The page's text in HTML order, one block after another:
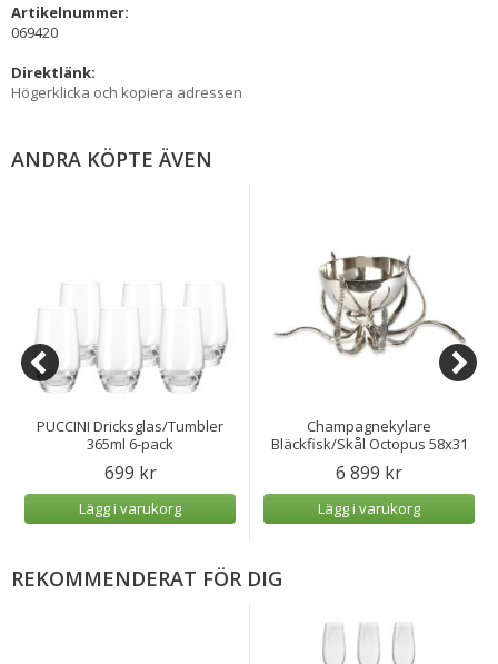
Artikelnummer:
069420
Direktlänk:
Högerklicka och kopiera adressen
ANDRA KÖPTE ÄVEN
PUCCINI Dricksglas/Tumbler
365ml 6-pack
699 kr
Lägg i varukorg
Champagnekylare
Bläckfisk/Skål Octopus 58x31
6 899 kr
Lägg i varukorg
REKOMMENDERAT FÖR DIG